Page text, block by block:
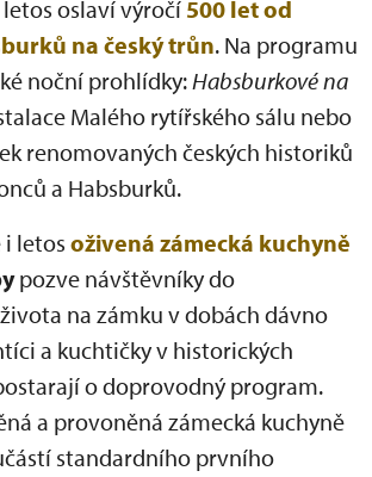
letos oslaví výročí 500 let od
na český trůn. Na programu
noční prohlídky:Habsburkové na
Malého rytířského sálu nebo
renomovaných českých historiků
a Habsburků.
letos oživená zámecká kuchyně
pozve návštěvníky do
na zámku v dobách dávno
a kuchtičky v historických
o doprovodný program.
a provoněná zámecká kuchyně
standardního prvního